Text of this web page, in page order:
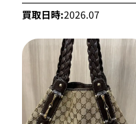
買取日時:2026.07